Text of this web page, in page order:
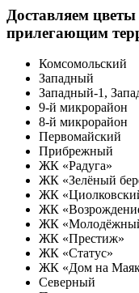
Доставляем
прилегающим
Комсомольский
Западный
Западный-1,
9-й микрорайон
8-й микрорайон
Первомайский
Прибрежный
ЖК «Радуга»
ЖК «Зелёный
ЖК
ЖК
ЖК
ЖК «Престиж»
ЖК «Статус»
ЖК «Дом на
Северный